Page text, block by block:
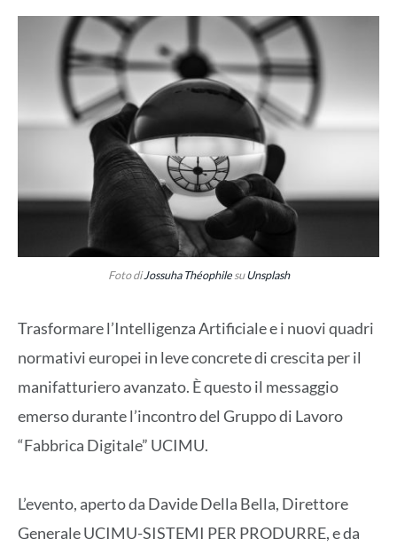
Foto diJossuha ThéophilesuUnsplash
Trasformare l’Intelligenza Artificiale e i nuovi quadri
normativi europei in leve concrete di crescita per il
manifatturiero avanzato. È questo il messaggio
emerso durante l’incontro del Gruppo di Lavoro
“Fabbrica Digitale” UCIMU.
L’evento, aperto da Davide Della Bella, Direttore
Generale UCIMU-SISTEMI PER PRODURRE, e da